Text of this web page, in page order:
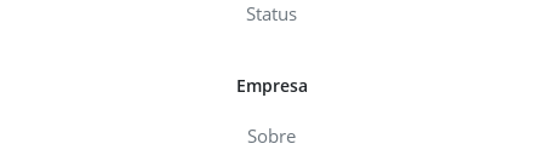
Status
Empresa
Sobre